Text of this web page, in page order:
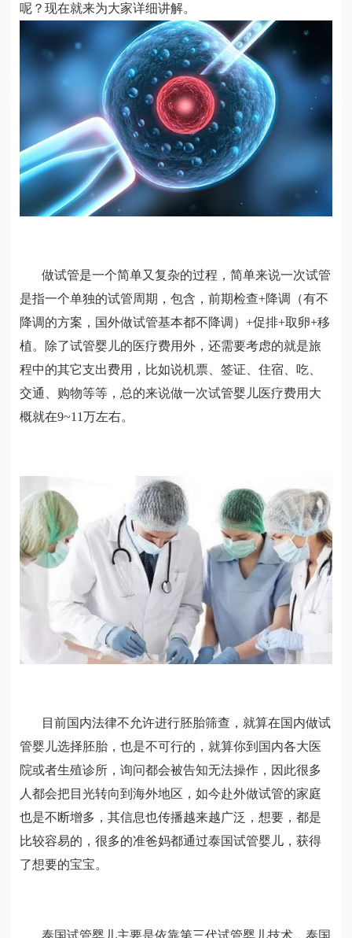
呢？现在就来为大家详细讲解。
做试管是一个简单又复杂的过程，简单来说一次试管
是指一个单独的试管周期，包含，前期检查+降调（有不
降调的方案，国外做试管基本都不降调） +促排+取卵+移
植。除了试管婴儿的医疗费用外，还需要考虑的就是旅
程中的其它支出费用，比如说机票、签证、住宿、吃、
交通、购物等等，总的来说做一次试管婴儿医疗费用大
概就在9~11万左右。
目前国内法律不允许进行胚胎筛查，就算在国内做试
管婴儿选择胚胎，也是不可行的，就算你到国内各大医
院或者生殖诊所，询问都会被告知无法操作，因此很多
人都会把目光转向到海外地区，如今赴外做试管的家庭
也是不断增多，其信息也传播越来越广泛，想要，都是
比较容易的，很多的准爸妈都通过泰国试管婴儿，获得
了想要的宝宝。